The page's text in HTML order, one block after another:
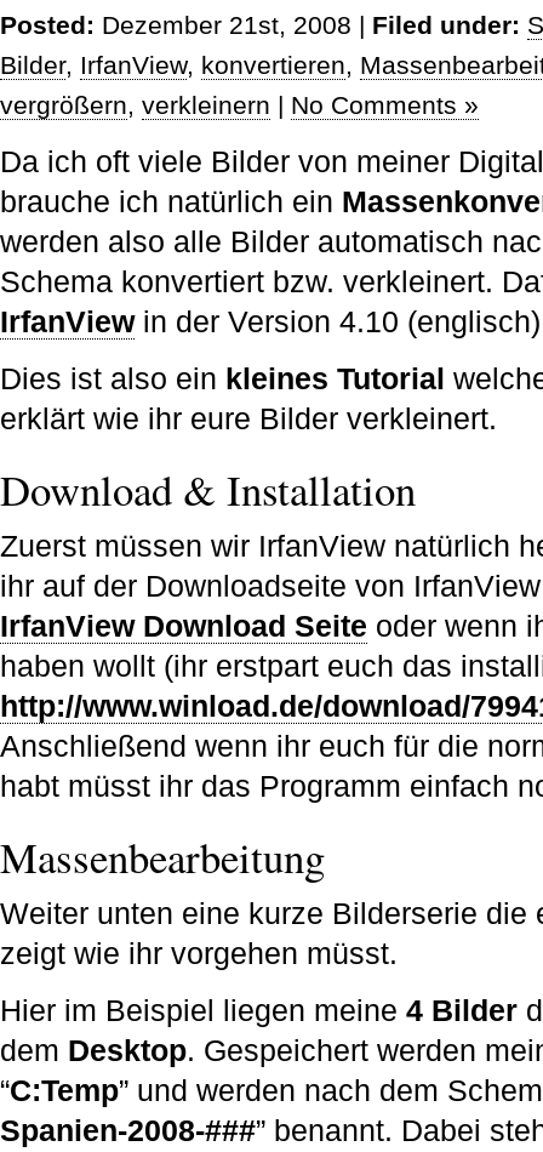
Posted: Dezember 21st, 2008 | Filed under:
Bilder, IrfanView, konvertieren,
vergrößern, verkleinern | No Comments »
Da ich oft viele Bilder von meiner
brauche ich natürlich ein
werden also alle Bilder automatisch
Schema konvertiert bzw. verkleinert.
IrfanViewin der Version 4.10
Dies ist also ein kleines Tutorial
erklärt wie ihr eure Bilder verkleinert.
Download & Installation
Zuerst müssen wir IrfanView natürlich
ihr auf der Downloadseite von
IrfanView Download Seite oder wenn
haben wollt (ihr erstpart euch das
http://www.winload.de/download/
Anschließend wenn ihr euch für die
habt müsst ihr das Programm einfach
Massenbearbeitung
Weiter unten eine kurze Bilderserie die
zeigt wie ihr vorgehen müsst.
Hier im Beispiel liegen meine 4 Bilder
dem Desktop. Gespeichert werden
“C:Temp” und werden nach dem
Spanien-2008-###” benannt. Dabei